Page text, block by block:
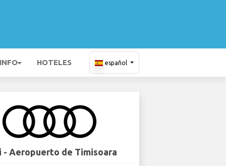
HOTELES español
- Aeropuerto de Timisoara